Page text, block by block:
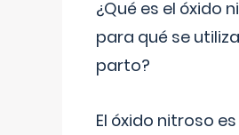
¿Qué es el óxido
para qué se
parto?
El óxido nitroso es